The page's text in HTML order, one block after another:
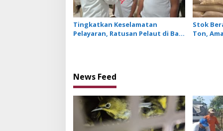
Tingkatkan Keselamatan
Pelayaran, Ratusan Pelaut di Bali
Stok
Ton,
News Feed